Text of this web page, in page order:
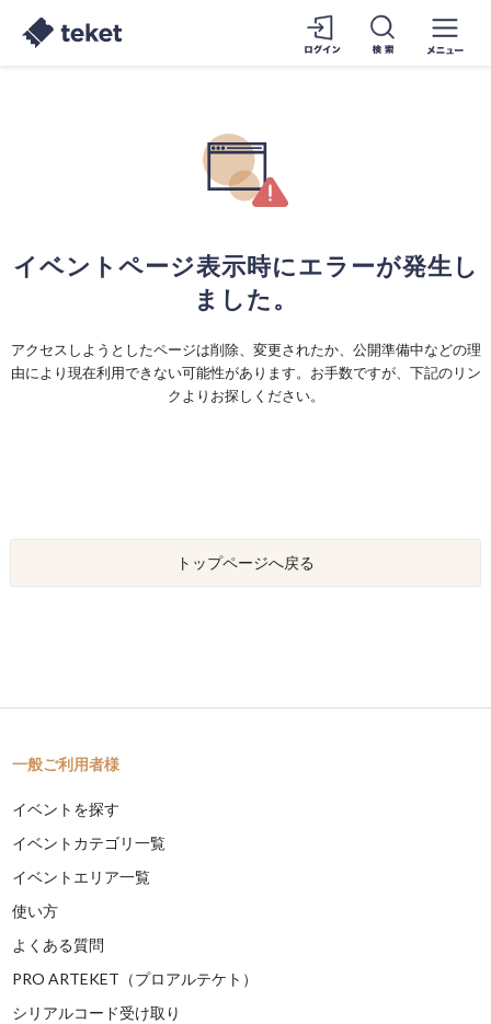
イベントページ表示時にエラーが発生し
ました。
アクセスしようとしたページは削除、変更されたか、公開準備中などの理
由により現在利用できない可能性があります。お手数ですが、下記のリン
クよりお探しください。
トップページへ戻る
一般ご利用者様
イベントを探す
イベントカテゴリ一覧
イベントエリア一覧
使い方
よくある質問
PRO ARTEKET（プロアルテケト）
シリアルコード受け取り